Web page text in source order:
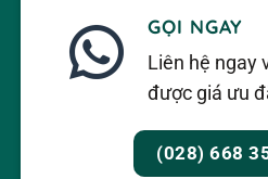
GỌI NGAY
Liên hệ ngay
được giá ưu
(028) 668